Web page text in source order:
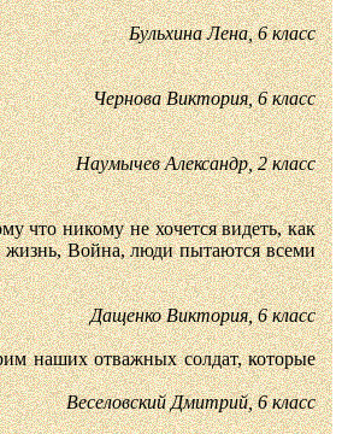
Бульхина Лена, 6 класс
Чернова Виктория, 6 класс
Наумычев Александр, 2 класс
что никому не хочется видеть, как
Война, люди пытаются всеми
Дащенко Виктория, 6 класс
наших отважных солдат, которые
Веселовский Дмитрий, 6 класс